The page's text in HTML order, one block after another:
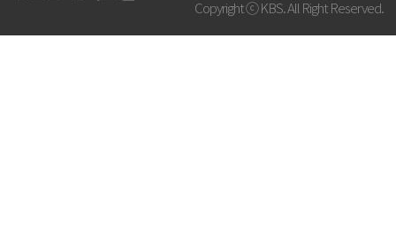
Copyright ⓒ KBS. All Right Reserved.